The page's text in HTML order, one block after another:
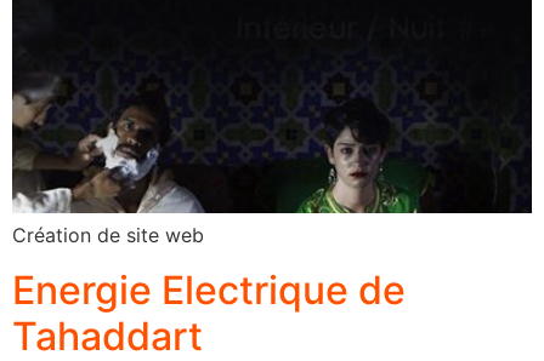
Création de site web
Energie Electrique de
Tahaddart